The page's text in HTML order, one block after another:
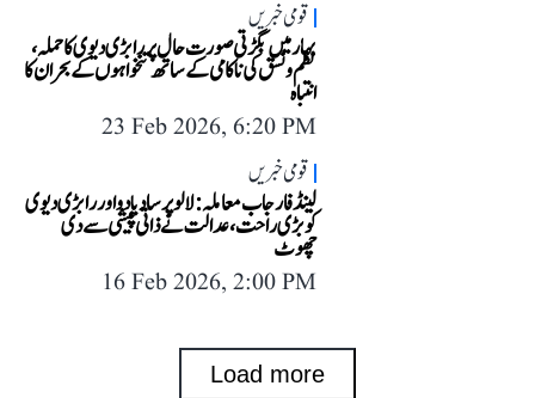
قومی خبریں
بہار میں بگڑتی صورت حال پر رابڑی دیوی کا حملہ،
نظم و نسق کی ناکامی کے ساتھ تنخواہوں کے بحران کا
انتباہ
23 Feb 2026, 6:20 PM
قومی خبریں
لینڈ فار جاب معاملہ: لالو پرساد یادو اور رابڑی دیوی
کو بڑی راحت، عدالت نے ذاتی پیشی سے دی
چھوٹ
16 Feb 2026, 2:00 PM
Load more